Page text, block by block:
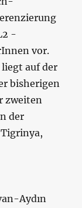
-
vor.
liegt auf der
bisherigen
zweiten
der
Aydın